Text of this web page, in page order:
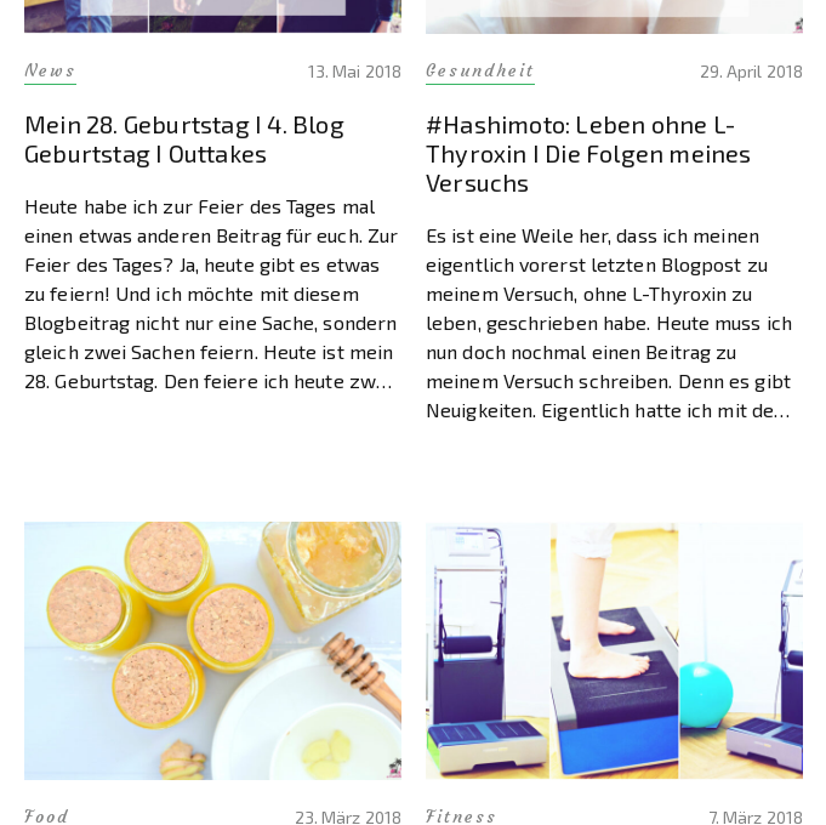
News 13. Mai 2018
Mein 28. Geburtstag I 4. Blog
Geburtstag I Outtakes
Heute habe ich zur Feier des Tages mal
einen etwas anderen Beitrag für euch. Zur
Feier des Tages? Ja, heute gibt es etwas
zu feiern! Und ich möchte mit diesem
Blogbeitrag nicht nur eine Sache, sondern
gleich zwei Sachen feiern. Heute ist mein
28. Geburtstag. Den feiere ich heute zwar
Gesundheit 29. April 2018
#Hashimoto: Leben ohne L-
Thyroxin I Die Folgen meines
Versuchs
Es ist eine Weile her, dass ich meinen
eigentlich vorerst letzten Blogpost zu
meinem Versuch, ohne L-Thyroxin zu
leben, geschrieben habe. Heute muss ich
nun doch nochmal einen Beitrag zu
meinem Versuch schreiben. Denn es gibt
Neuigkeiten. Eigentlich hatte ich mit dem
Food 23. März 2018 Fitness 7. März 2018